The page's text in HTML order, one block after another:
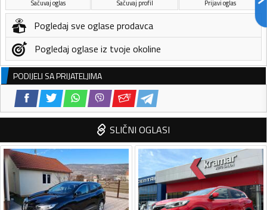
Sačuvaj oglas Sačuvaj profil Prijavi oglas
Pogledaj sve oglase prodavca
Pogledaj oglase iz tvoje okoline
PODIJELI SA PRIJATELJIMA
SLIČNI OGLASI